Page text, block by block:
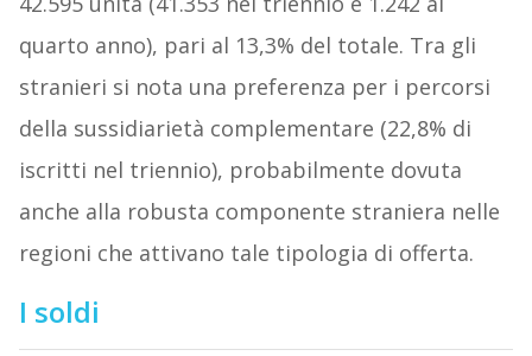
quarto anno), pari al 13,3% del totale. Tra gli
stranieri si nota una preferenza per i percorsi
della sussidiarietà complementare (22,8% di
iscritti nel triennio), probabilmente dovuta
anche alla robusta componente straniera nelle
regioni che attivano tale tipologia di offerta.
I soldi